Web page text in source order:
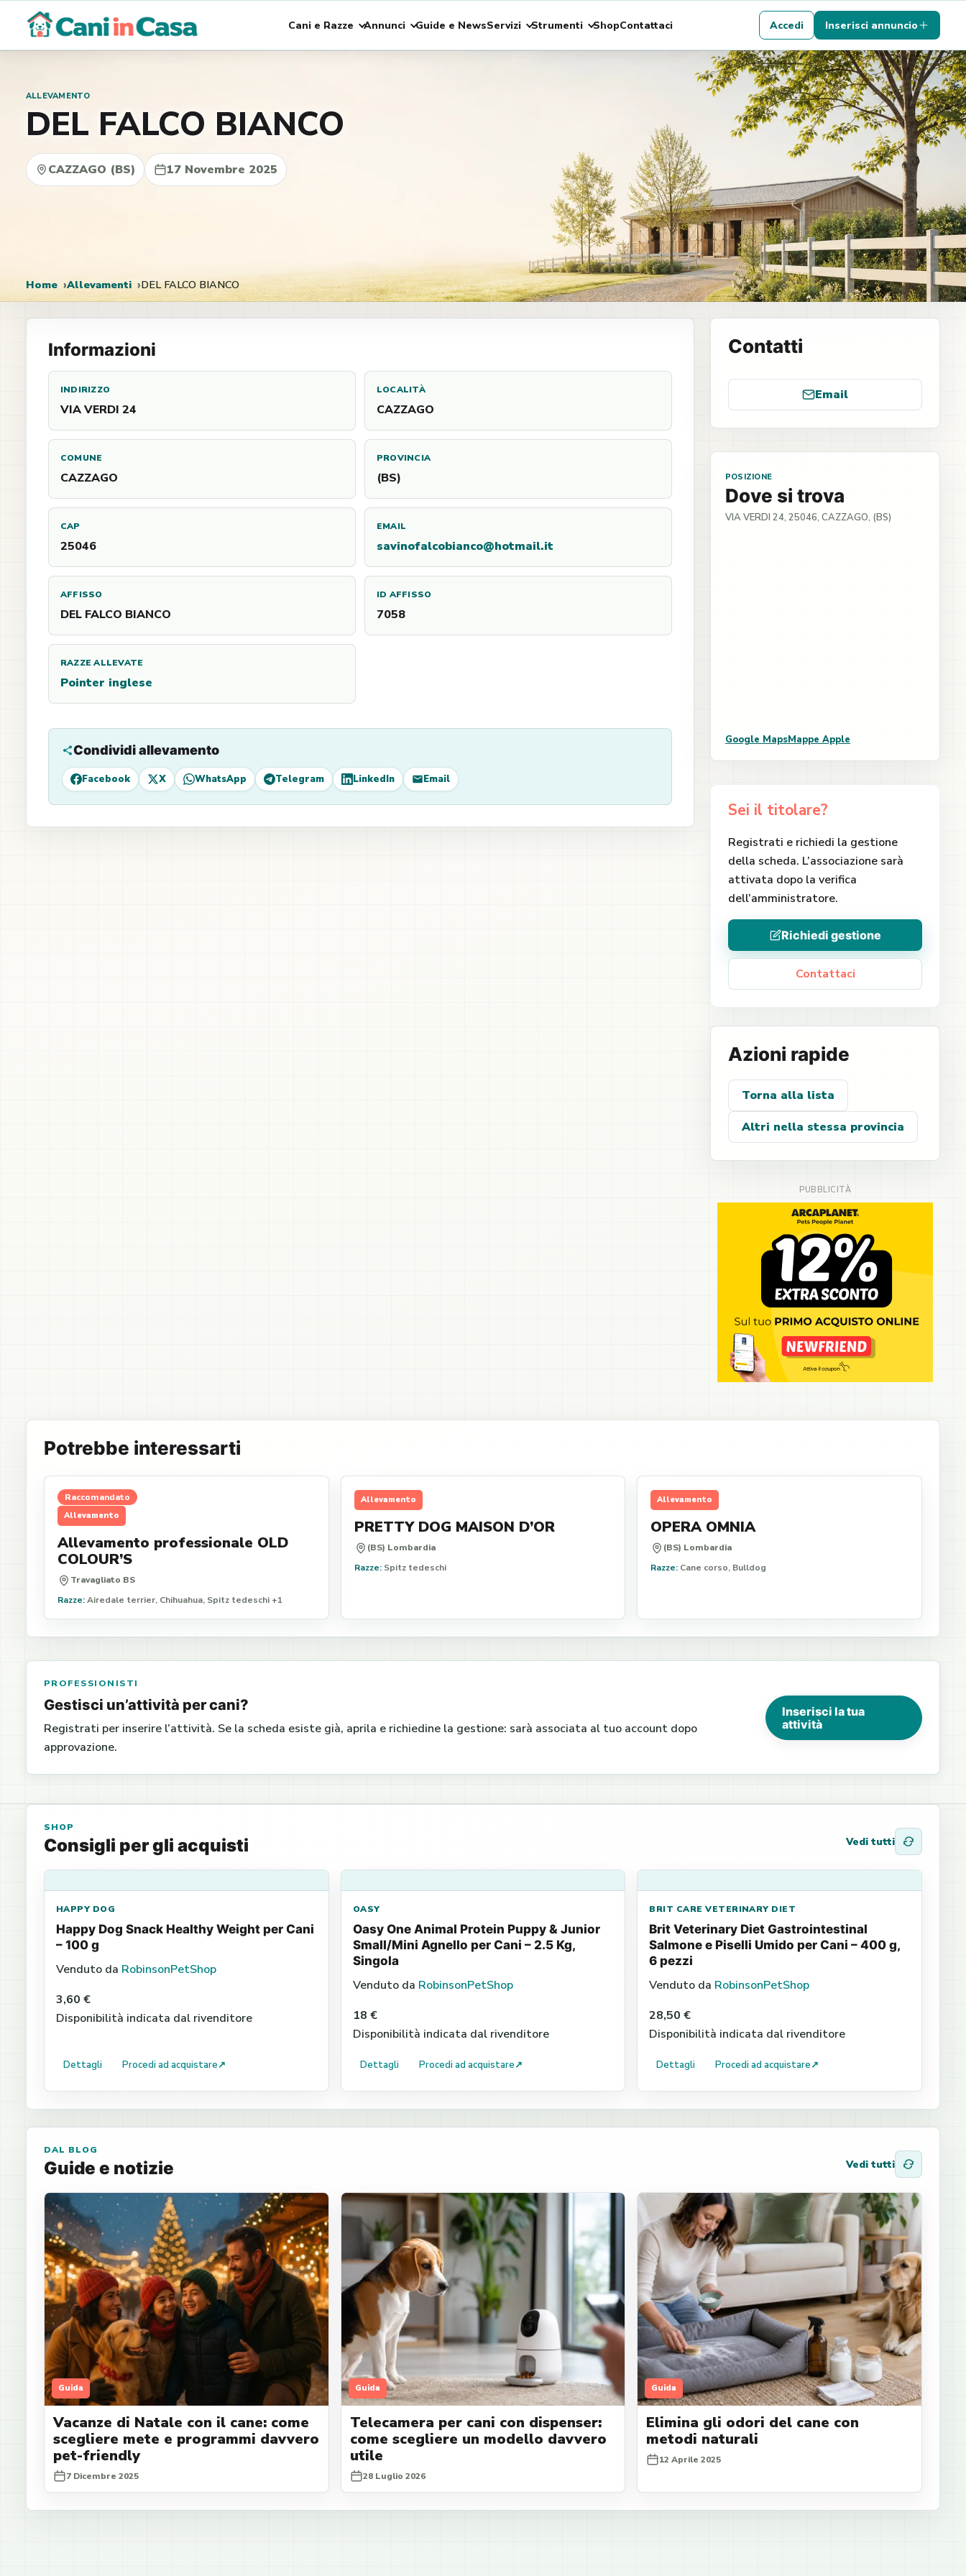
contenuto
Cani e Razze Annunci Guide e NewsServizi Strumenti ShopContattaci Accedi Inserisci annuncio
ALLEVAMENTO
DEL FALCO BIANCO
CAZZAGO (BS) 17 Novembre 2025
Home Allevamenti DEL FALCO BIANCO
Informazioni
INDIRIZZO
VIA VERDI 24
LOCALITÀ
CAZZAGO
COMUNE
CAZZAGO
PROVINCIA
(BS)
CAP
25046
EMAIL
savinofalcobianco@hotmail.it
AFFISSO
DEL FALCO BIANCO
ID AFFISSO
7058
RAZZE ALLEVATE
Pointer inglese
Condividi allevamento
Facebook X WhatsApp Telegram LinkedIn Email
Contatti
Email
POSIZIONE
Dove si trova
VIA VERDI 24, 25046, CAZZAGO, (BS)
Google MapsMappe Apple
Sei il titolare?
Registrati e richiedi la gestione
della scheda. L’associazione sarà
attivata dopo la verifica
dell’amministratore.
Richiedi gestione
Contattaci
Azioni rapide
Torna alla lista
Altri nella stessa provincia
Potrebbe interessarti
Raccomandato
Allevamento
Allevamento professionale OLD
COLOUR’S
Travagliato BS
Razze:Airedale terrier, Chihuahua, Spitz tedeschi +1
Allevamento
PRETTY DOG MAISON D’OR
(BS) Lombardia
Razze:Spitz tedeschi
Allevamento
OPERA OMNIA
(BS) Lombardia
Razze: Cane corso, Bulldog
PROFESSIONISTI
Gestisci un’attività per cani?
Registrati per inserire l’attività. Se la scheda esiste già, aprila e richiedine la gestione: sarà associata al tuo account dopo
approvazione.
Inserisci la tua
attività
SHOP
Consigli per gli acquisti Vedi tutti
HAPPY DOG
Happy Dog Snack Healthy Weight per Cani
– 100 g
Venduto da RobinsonPetShop
3,60 €
Disponibilità indicata dal rivenditore
Dettagli Procedi ad acquistare↗
OASY
Oasy One Animal Protein Puppy & Junior
Small/Mini Agnello per Cani – 2.5 Kg,
Singola
Venduto da RobinsonPetShop
18 €
Disponibilità indicata dal rivenditore
Dettagli Procedi ad acquistare↗
BRIT CARE VETERINARY DIET
Brit Veterinary Diet Gastrointestinal
Salmone e Piselli Umido per Cani – 400 g,
6 pezzi
Venduto da RobinsonPetShop
28,50 €
Disponibilità indicata dal rivenditore
Dettagli Procedi ad acquistare↗
DAL BLOG
Guide e notizie Vedi tutti
Guida
Vacanze di Natale con il cane: come
scegliere mete e programmi davvero
pet-friendly
7 Dicembre 2025
Guida
Telecamera per cani con dispenser:
come scegliere un modello davvero
utile
28 Luglio 2026
Guida
Elimina gli odori del cane con
metodi naturali
12 Aprile 2025